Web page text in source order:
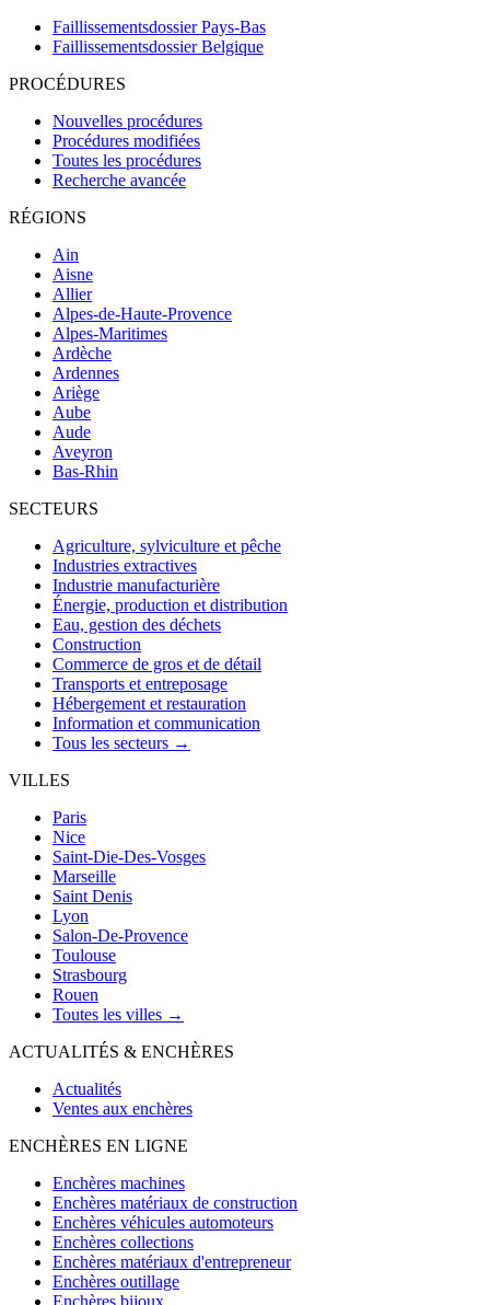
Faillissementsdossier Pays-Bas
Faillissementsdossier Belgique
PROCÉDURES
Nouvelles procédures
Procédures modifiées
Toutes les procédures
Recherche avancée
RÉGIONS
Ain
Aisne
Allier
Alpes-de-Haute-Provence
Alpes-Maritimes
Ardèche
Ardennes
Ariège
Aube
Aude
Aveyron
Bas-Rhin
SECTEURS
Agriculture, sylviculture et pêche
Industries extractives
Industrie manufacturière
Énergie, production et distribution
Eau, gestion des déchets
Construction
Commerce de gros et de détail
Transports et entreposage
Hébergement et restauration
Information et communication
Tous les secteurs →
VILLES
Paris
Nice
Saint-Die-Des-Vosges
Marseille
Saint Denis
Lyon
Salon-De-Provence
Toulouse
Strasbourg
Rouen
Toutes les villes →
ACTUALITÉS & ENCHÈRES
Actualités
Ventes aux enchères
ENCHÈRES EN LIGNE
Enchères machines
Enchères matériaux de construction
Enchères véhicules automoteurs
Enchères collections
Enchères matériaux d'entrepreneur
Enchères outillage
Enchères bijoux